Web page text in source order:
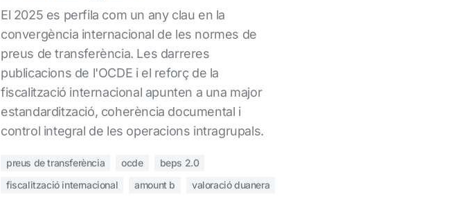
El 2025 es perfila com un any clau en la
convergència internacional de les normes de
preus de transferència. Les darreres
publicacions de l'OCDE i el reforç de la
fiscalització internacional apunten a una major
estandardització, coherència documental i
control integral de les operacions intragrupals.
preus de transferència ocde
beps 2.0
fiscalització internacional
amount b valoració duanera